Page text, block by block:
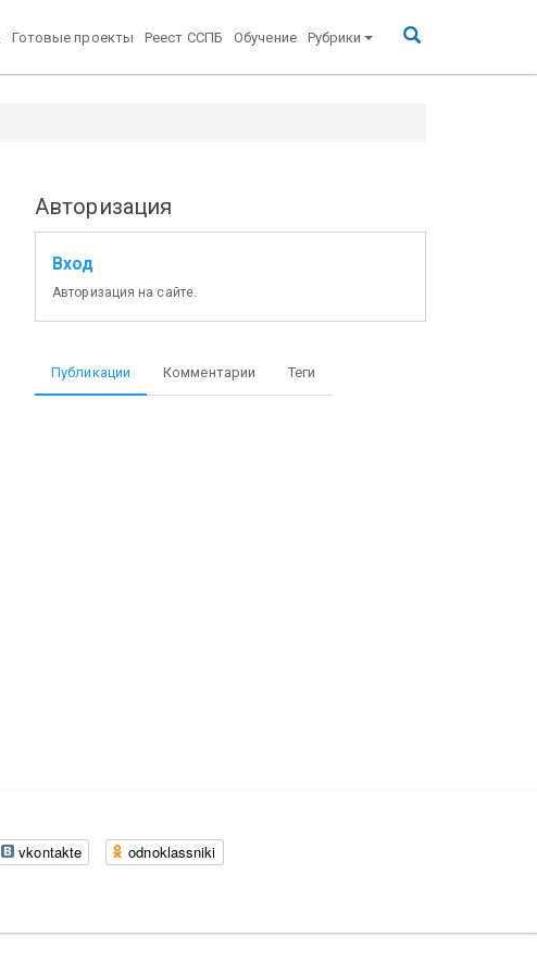
Готовые проекты Реест ССПБ Обучение Рубрики
Авторизация
Вход
Авторизация на сайте.
Публикации Комментарии Теги
vkontakte odnoklassniki